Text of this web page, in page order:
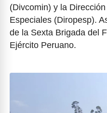
(Divcomin) y la
Especiales (Diropesp).
de la Sexta Brigada del
Ejército Peruano.